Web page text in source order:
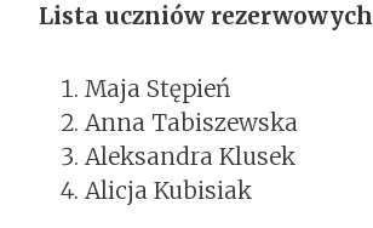
Lista uczniów rezerwowych
Maja Stępień
Anna Tabiszewska
Aleksandra Klusek
Alicja Kubisiak